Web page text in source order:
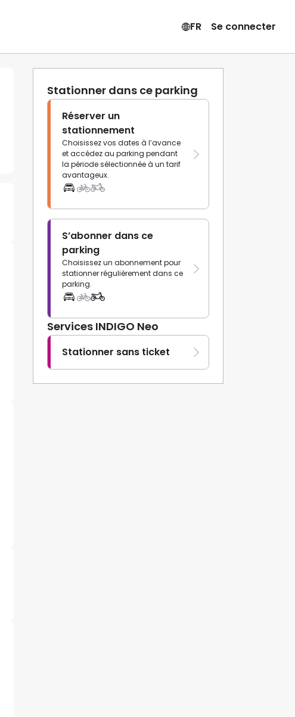
FR Se connecter
Stationner dans ce parking
Réserver un
stationnement
Choisissez vos dates à l’avance
et accédez au parking pendant
la période sélectionnée à un tarif
avantageux.
S’abonner dans ce
parking
Choisissez un abonnement pour
stationner régulièrement dans ce
parking.
Services INDIGO Neo
Stationner sans ticket